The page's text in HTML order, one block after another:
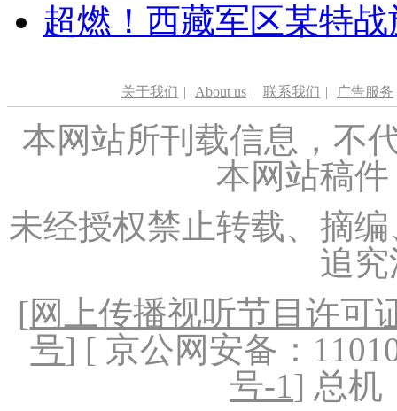
超燃！西藏军区某特
关于我们 | About us | 联系我们 | 广告服务
本网站所刊载信息，不
本网站稿
未经授权禁止转载、摘
追
[网上传播视听节目许可
号] [ 京公网安备：
号-1] 总机